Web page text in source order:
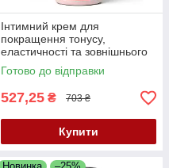
Інтимний крем для
покращення тонусу,
еластичності та зовнішнього
вигляду пеніса Ruf Absolut
Sex Super Sizer, 200 мл
Готово до відправки
527,25 ₴ 703 ₴
Купити